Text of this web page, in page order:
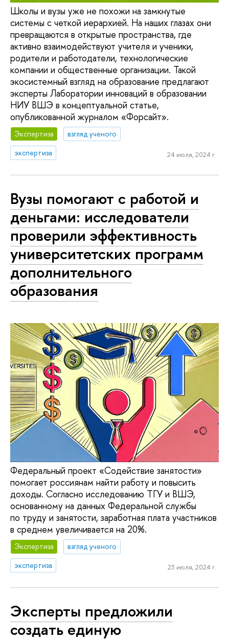
Школы и вузы уже не похожи на замкнутые
системы с четкой иерархией. На наших глазах они
превращаются в открытые пространства, где
активно взаимодействуют учителя и ученики,
родители и работодатели, технологические
компании и общественные организации. Такой
экосистемный взгляд на образование предлагают
эксперты Лаборатории инноваций в образовании
НИУ ВШЭ в концептуальной статье,
опубликованной журналом «Форсайт».
Экспертиза
взгляд ученого
экспертиза
24 июля, 2024 г.
Вузы помогают с работой и
деньгами: исследователи
проверили эффективность
университетских программ
дополнительного
образования
Федеральный проект «Содействие занятости»
помогает россиянам найти работу и повысить
доходы. Согласно исследованию ТГУ и ВШЭ,
основанному на данных Федеральной службы
по труду и занятости, заработная плата участников
в среднем увеличивается на 20%.
Экспертиза
взгляд ученого
экспертиза
23 июля, 2024 г.
Эксперты предложили
создать единую